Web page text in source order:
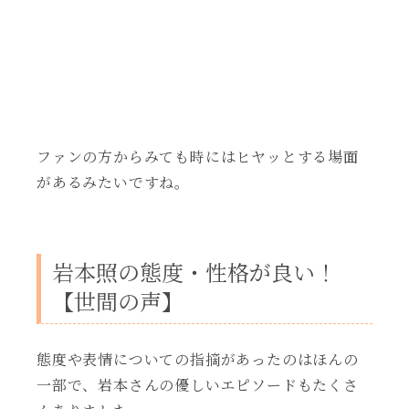
ファンの方からみても時にはヒヤッとする場面
があるみたいですね。
岩本照の態度・性格が良い！
【世間の声】
態度や表情についての指摘があったのはほんの
一部で、岩本さんの優しいエピソードもたくさ